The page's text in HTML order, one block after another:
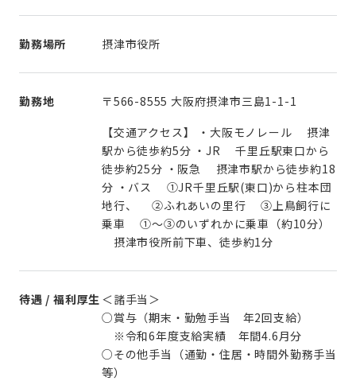
勤務場所 摂津市役所
勤務地
〒566-8555 大阪府摂津市三島1-1-1
【交通アクセス】 ・大阪モノレール 摂津
駅から徒歩約5分 ・JR 千里丘駅東口から
徒歩約25分 ・阪急 摂津市駅から徒歩約18
分 ・バス ①JR千里丘駅(東口)から柱本団
地行、 ②ふれあいの里行 ③上鳥飼行に
乗車 ①～③のいずれかに乗車（約10分）
摂津市役所前下車、徒歩約1分
待遇 / 福利厚生 ＜諸手当＞
○賞与（期末・勤勉手当 年2回支給）
※令和6年度支給実績 年間4.6月分
○その他手当（通勤・住居・時間外勤務手当
等）